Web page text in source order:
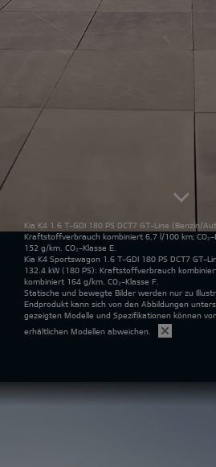
Kia K4 1.6 T-GDI 180 PS DCT7 GT-Line (Benzin/
Kraftstoffverbrauch kombiniert 6,7 l/100 km;
152 g/km. CO₂-Klasse E.
Kia K4 Sportswagon 1.6 T-GDI 180 PS DCT7 GT-
132.4 kW (180 PS): Kraftstoffverbrauch
kombiniert 164 g/km. CO₂-Klasse F.
Statische und bewegte Bilder werden nur zu
Endprodukt kann sich von den Abbildungen
gezeigten Modelle und Spezifikationen können
erhältlichen Modellen abweichen.